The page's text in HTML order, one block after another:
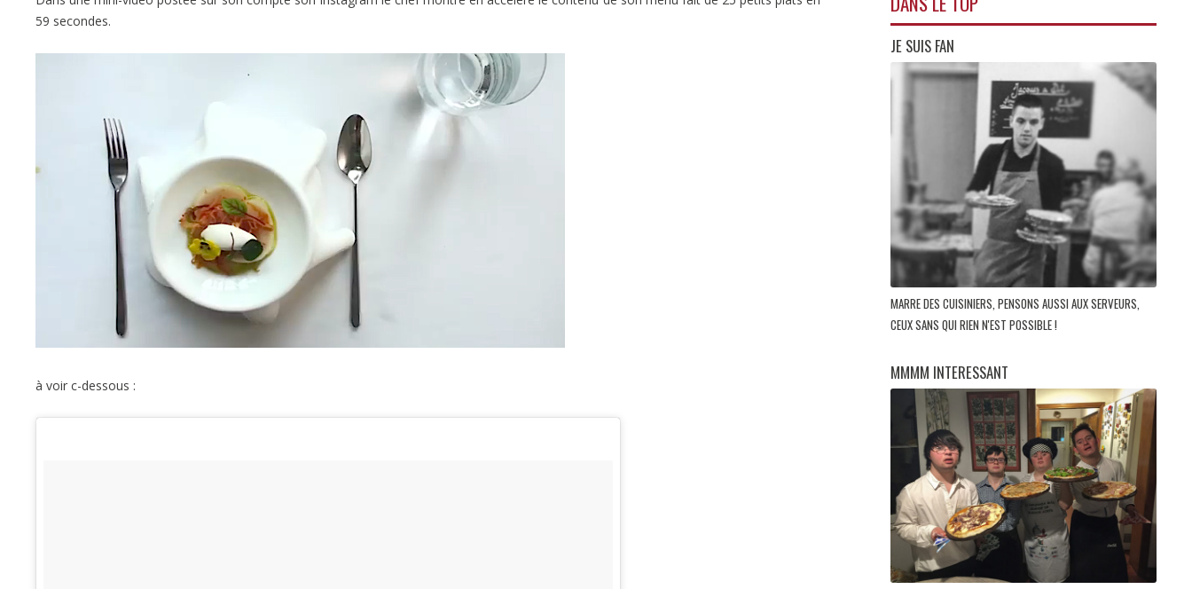
59 secondes.
à voir c-dessous :
JE SUIS FAN
MARRE DES CUISINIERS, PENSONS AUSSI AUX SERVEURS,
CEUX SANS QUI RIEN N'EST POSSIBLE !
MMMM INTERESSANT